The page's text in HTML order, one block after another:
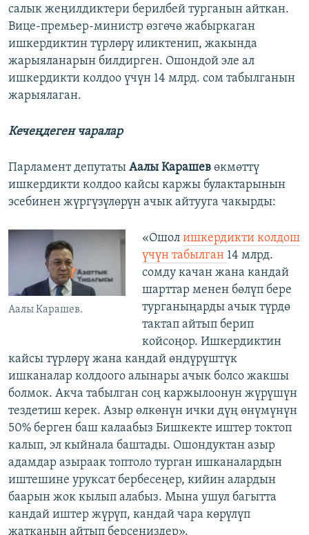
салык жеңилдиктери берилбей турганын айткан.
Вице-премьер-министр өзгөчө жабыркаган
ишкердиктин түрлөрү иликтенип, жакында
жарыяланарын билдирген. Ошондой эле ал
ишкердикти колдоо үчүн 14 млрд. сом табылганын
жарыялаган.
Кечеңдеген чаралар
Парламент депутаты Аалы Карашев өкмөттү
ишкердикти колдоо кайсы каржы булактарынын
эсебинен жүргүзүлөрүн ачык айтууга чакырды:
Аалы Карашев.
«Ошол ишкердикти колдош
үчүн табылган 14 млрд.
сомду качан жана кандай
шарттар менен бөлүп бере
турганыңарды ачык түрдө
тактап айтып берип
койсоңор. Ишкердиктин
кайсы түрлөрү жана кандай өндүрүштүк
ишканалар колдоого алынары ачык болсо жакшы
болмок. Акча табылган соң каржылоонун жүрүшүн
тездетиш керек. Азыр өлкөнүн ички дүң өнүмүнүн
50% берген баш калаабыз Бишкекте иштер токтоп
калып, эл кыйнала баштады. Ошондуктан азыр
адамдар азыраак топтоло турган ишканалардын
иштешине уруксат бербесеңер, кийин алардын
баарын жок кылып алабыз. Мына ушул багытта
кандай иштер жүрүп, кандай чара көрүлүп
жатканын айтып берсеңиздер».